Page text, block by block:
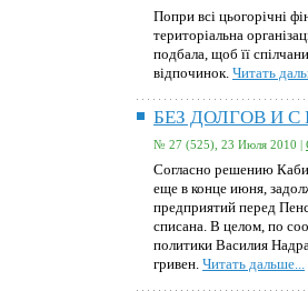
Попри всі цьогорічні
територіальна
подбала, щоб її
відпочинок. Читать
БЕЗ ДОЛГОВ И
№ 27 (525), 23 Июля 2010 |
Согласно решению
еще в конце июня,
предприятий перед
списана. В целом, по
политики Василия
гривен. Читать дальше...